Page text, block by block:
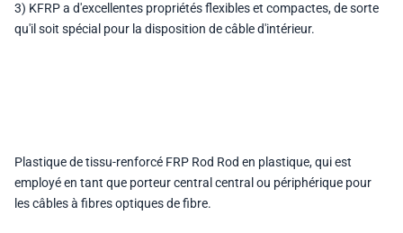
3) KFRP a d'excellentes propriétés flexibles et compactes, de sorte
qu'il soit spécial pour la disposition de câble d'intérieur.
Plastique de tissu-renforcé FRP Rod Rod en plastique, qui est
employé en tant que porteur central central ou périphérique pour
les câbles à fibres optiques de fibre.